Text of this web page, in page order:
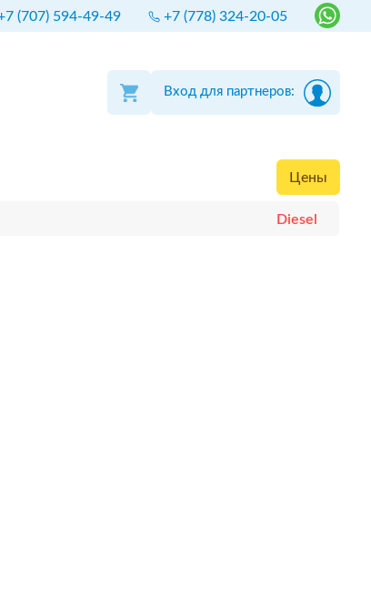
(707) 594-49-49 +7 (778) 324-20-05
Вход для партнеров:
Цены
Diesel